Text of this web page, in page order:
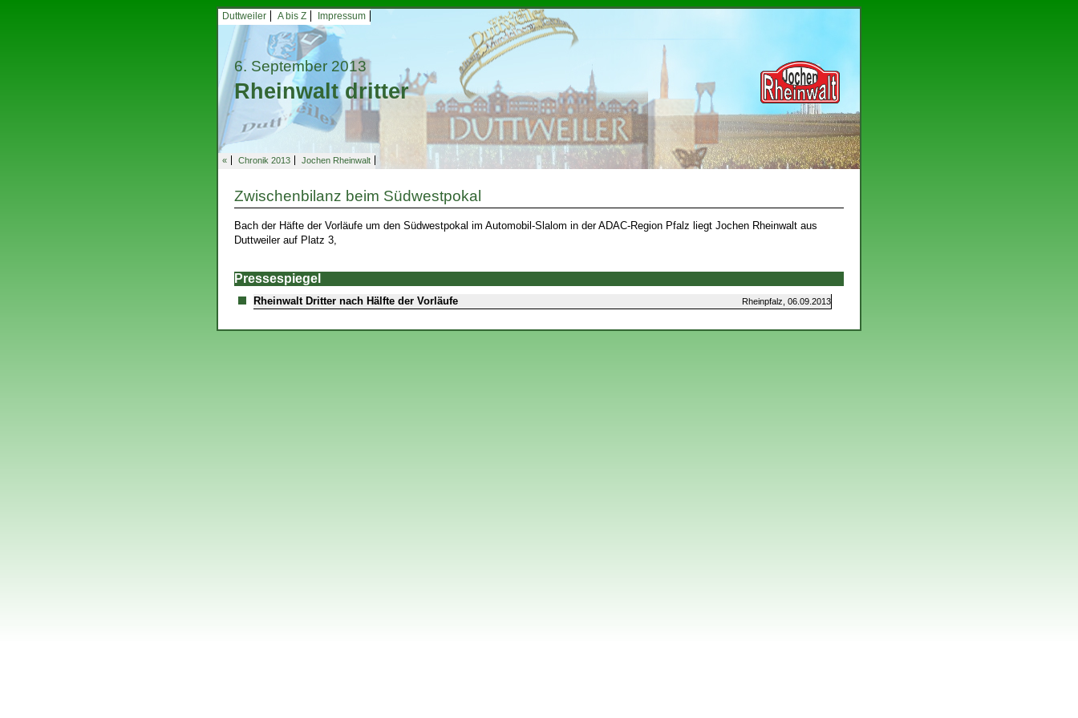
Duttweiler A bis Z Impressum
6. September 2013
Rheinwalt dritter
« Chronik 2013 Jochen Rheinwalt
Zwischenbilanz beim Südwestpokal
Bach der Häfte der Vorläufe um den Südwestpokal im Automobil-Slalom in der ADAC-Region Pfalz liegt Jochen Rheinwalt aus
Duttweiler auf Platz 3,
Pressespiegel
Rheinwalt Dritter nach Hälfte der Vorläufe Rheinpfalz, 06.09.2013